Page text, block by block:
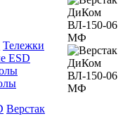
Тележки
ESD
Верстак